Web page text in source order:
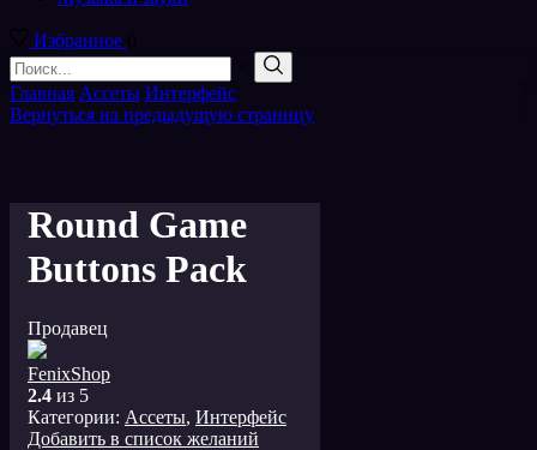
Избранное
Поиск
входа
Поиск
Главная Ассеты Интерфейс
Вернуться на предыдущую страницу
Round Game
Buttons Pack
Продавец
FenixShop
2.4 из 5
Категории: Ассеты, Интерфейс
Добавить в список желаний